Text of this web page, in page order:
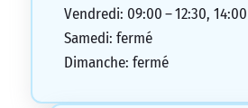
Vendredi: 09:00 – 12:30,
Samedi: fermé
Dimanche: fermé